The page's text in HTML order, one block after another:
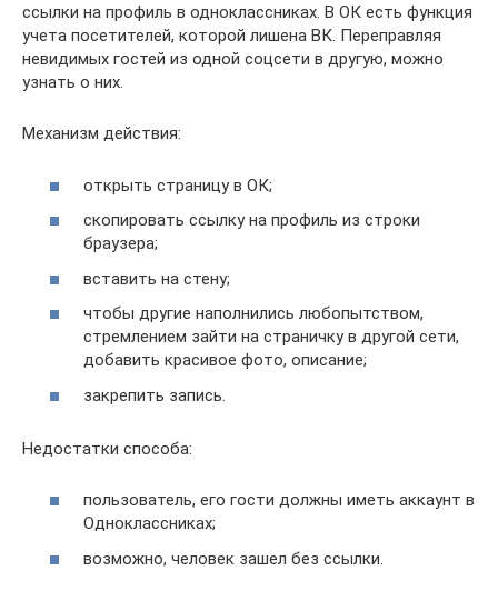
ссылки на профиль в одноклассниках. В ОК есть функция
учета посетителей, которой лишена ВК. Переправляя
невидимых гостей из одной соцсети в другую, можно
узнать о них.
Механизм действия:
открыть страницу в ОК;
скопировать ссылку на профиль из строки
браузера;
вставить на стену;
чтобы другие наполнились любопытством,
стремлением зайти на страничку в другой сети,
добавить красивое фото, описание;
закрепить запись.
Недостатки способа:
пользователь, его гости должны иметь аккаунт в
Одноклассниках;
возможно, человек зашел без ссылки.